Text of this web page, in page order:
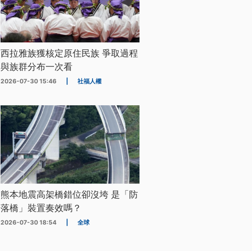
西拉雅族獲核定原住民族 爭取過程
與族群分布一次看
2026-07-30 15:46 社福人權
熊本地震高架橋錯位卻沒垮 是「防
落橋」裝置奏效嗎？
2026-07-30 18:54 全球